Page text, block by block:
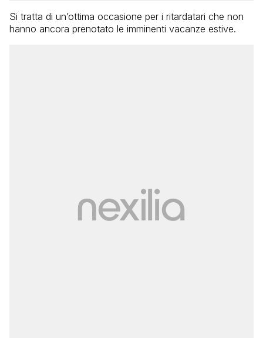
Si tratta di un’ottima occasione per i ritardatari che non
hanno ancora prenotato le imminenti vacanze estive.